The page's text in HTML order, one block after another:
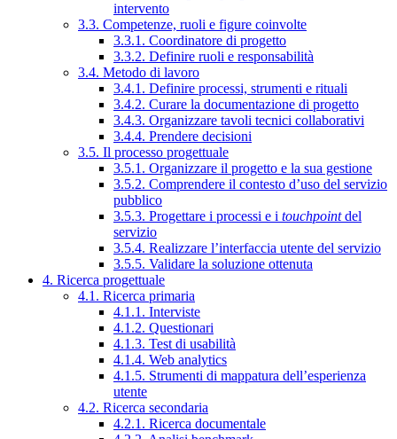
intervento
3.3. Competenze, ruoli e figure coinvolte
3.3.1. Coordinatore di progetto
3.3.2. Definire ruoli e responsabilità
3.4. Metodo di lavoro
3.4.1. Definire processi, strumenti e rituali
3.4.2. Curare la documentazione di progetto
3.4.3. Organizzare tavoli tecnici collaborativi
3.4.4. Prendere decisioni
3.5. Il processo progettuale
3.5.1. Organizzare il progetto e la sua gestione
3.5.2. Comprendere il contesto d’uso del servizio
pubblico
3.5.3. Progettare i processi e i touchpointdel
servizio
3.5.4. Realizzare l’interfaccia utente del servizio
3.5.5. Validare la soluzione ottenuta
4. Ricerca progettuale
4.1. Ricerca primaria
4.1.1. Interviste
4.1.2. Questionari
4.1.3. Test di usabilità
4.1.4. Web analytics
4.1.5. Strumenti di mappatura dell’esperienza
utente
4.2. Ricerca secondaria
4.2.1. Ricerca documentale